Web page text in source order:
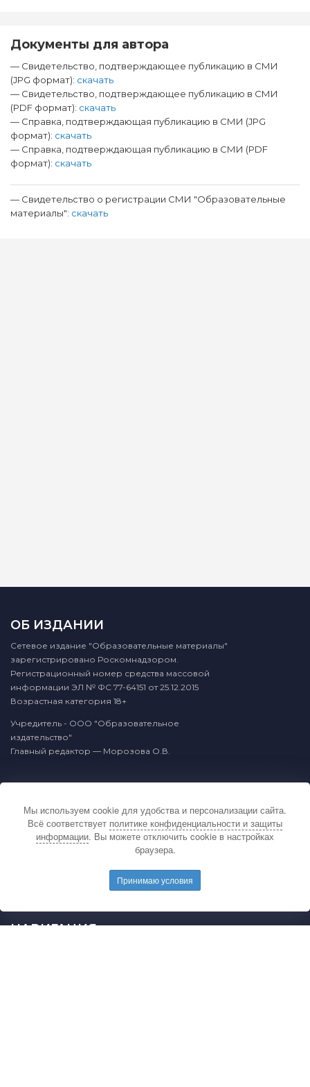
Документы для автора
— Свидетельство, подтверждающее публикацию в СМИ
(JPG формат): скачать
— Свидетельство, подтверждающее публикацию в СМИ
(PDF формат): скачать
— Справка, подтверждающая публикацию в СМИ (JPG
формат): скачать
— Справка, подтверждающая публикацию в СМИ (PDF
формат): скачать
— Свидетельство о регистрации СМИ "Образовательные
материалы": скачать
По вопросам связанным с публикацией
материалов на сайте издательства и выдачей
подтверждающих документов обращайтесь на
электронную почту редакции.
mail@pedarticles.ru
+7 (499) 113-47-87
ОБ ИЗДАНИИ
Сетевое издание "Образовательные материалы"
зарегистрировано Роскомнадзором.
Регистрационный номер средства массовой
информации ЭЛ № ФС 77-64151 от 25.12.2015
Возрастная категория 18+
Учредитель - ООО "Образовательное
издательство"
Главный редактор — Морозова О.В.
НАВИГАЦИЯ
Мы используем cookie для удобства и персонализации сайта.
Всё соответствует политике конфиденциальности и защиты
информации. Вы можете отключить cookie в настройках
браузера.
Принимаю условия